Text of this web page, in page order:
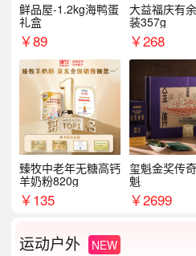
鲜品屋-1.2kg海鸭蛋
礼盒
￥89
大益福庆有
装357g
￥268
臻牧中老年无糖高钙
羊奶粉820g
￥135
玺魁金奖传
魁
￥2699
运动户外 NEW